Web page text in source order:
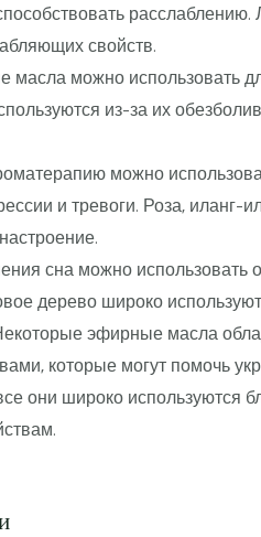
свойств.
можно использовать
из-за их
можно
и тревоги. Роза, иланг-
сна можно использовать
дерево широко
эфирные масла
которые могут помочь
они широко используются